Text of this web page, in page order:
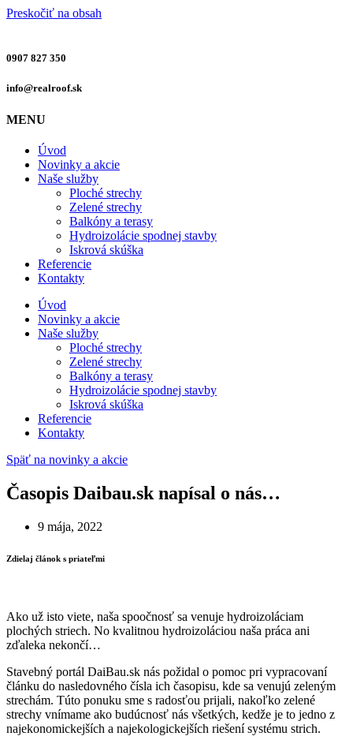
Preskočiť na obsah
0907 827 350
info@realroof.sk
MENU
Úvod
Novinky a akcie
Naše služby
Ploché strechy
Zelené strechy
Balkóny a terasy
Hydroizolácie spodnej stavby
Iskrová skúška
Referencie
Kontakty
Úvod
Novinky a akcie
Naše služby
Ploché strechy
Zelené strechy
Balkóny a terasy
Hydroizolácie spodnej stavby
Iskrová skúška
Referencie
Kontakty
Späť na novinky a akcie
Časopis Daibau.sk napísal o nás…
9 mája, 2022
Zdielaj článok s priateľmi
Ako už isto viete, naša spoočnosť sa venuje hydroizoláciam
plochých striech. No kvalitnou hydroizoláciou naša práca ani
zďaleka nekončí…
Stavebný portál DaiBau.sk nás požidal o pomoc pri vypracovaní
článku do nasledovného čísla ich časopisu, kde sa venujú zeleným
strechám. Túto ponuku sme s radosťou prijali, nakoľko zelené
strechy vnímame ako budúcnosť nás všetkých, kedže je to jedno z
najekonomickejších a najekologickejších riešení systému strich.